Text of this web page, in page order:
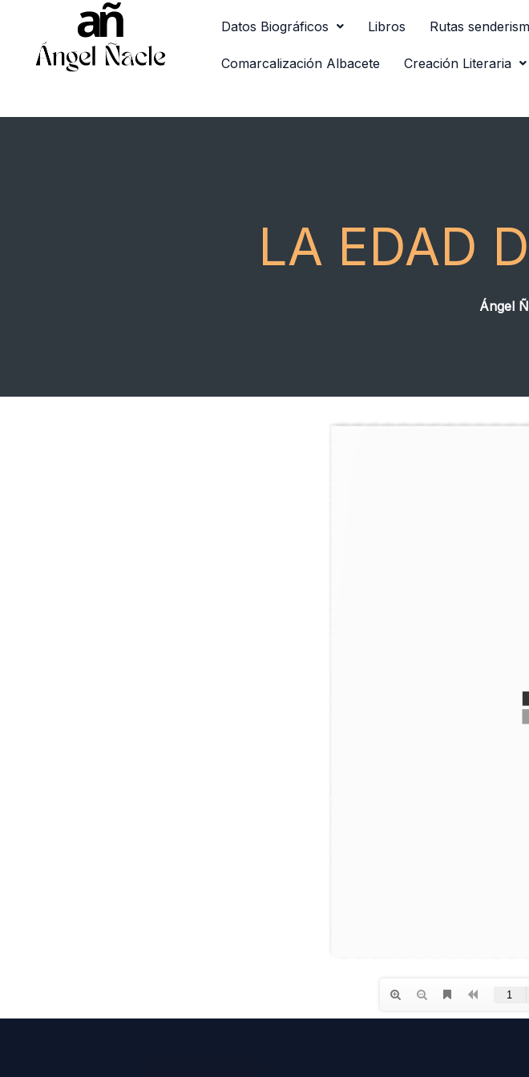
contenido
Datos Biográficos Libros Rutas
Comarcalización Albacete Creación Literaria
LA EDAD
Ángel